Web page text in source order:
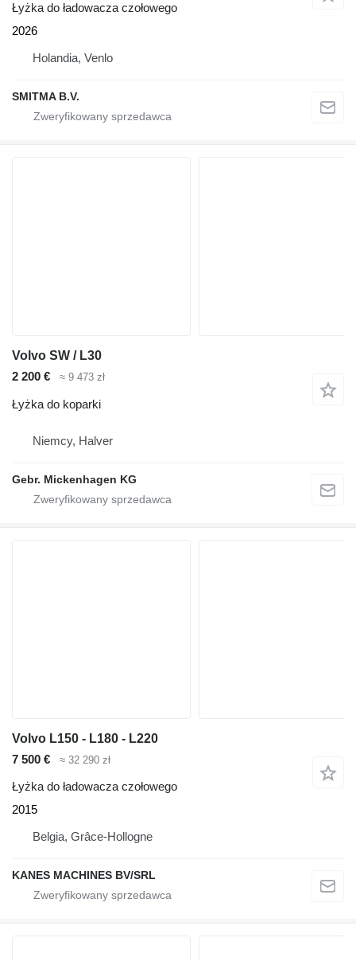
Łyżka do ładowacza czołowego
2026
Holandia, Venlo
SMITMA B.V.
Volvo SW / L30
2 200 €
≈ 9 473 zł
Łyżka do koparki
Niemcy, Halver
Gebr. Mickenhagen KG
Volvo L150 - L180 - L220
7 500 €
≈ 32 290 zł
Łyżka do ładowacza czołowego
2015
Belgia, Grâce-Hollogne
KANES MACHINES BV/SRL